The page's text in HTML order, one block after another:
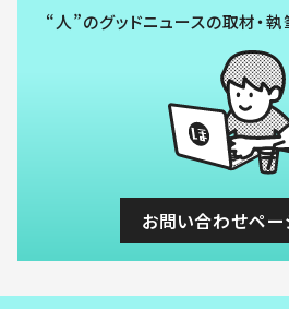
“人”のグッドニュースの取材・
お問い合わせペー